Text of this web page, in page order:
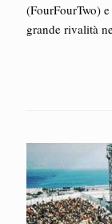
(FourFourTwo)
grande rivalità